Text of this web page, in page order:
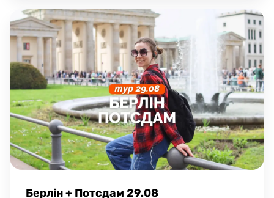
Берлін + Потсдам 29.08